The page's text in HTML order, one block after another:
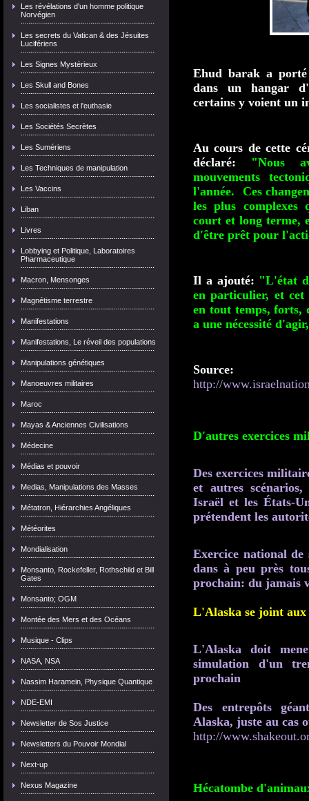
Les révélations d'un homme politique
Norvégien
Les secrets du Vatican & des Jésuites
Lucifériens
Les Signes Mystérieux
Les Skull and Bones
Les socialistes et l'euthasie
Les Sociétés Secrètes
Les Sumériens
Les Techniques de manipulation
Les Vaccins
Liban
Livres
Lobbying et Politique, Laboratoires
Pharmaceutique
Macron, Mensonges
Magnétisme terrestre
Manifestations
Manifestations, Le réveil des populations
Manipulations génétiques
Manoeuvres militaires
Maroc
Mayas & Anciennes Civilisations
Médecine
Médias et pouvoir
Medias, Manipulations des Masses
Métatron, Hiérarchies Angéliques
Météorites
Mondialisation
Monsanto, Rockefeller, Rothschild et Bill
Gates
Monsanto; OGM
Montée des Mers et des Océans
Musique - Clips
NASA, NSA
Nassim Haramein, Physique Quantique
NDE-EMI
Newsletter de Sos Justice
Newsletters du Pouvoir Mondial
Next-up
Nexus Magazine
Ehud barak a
dans un hangar
certains y voient un
Au cours de cette
déclaré:
"Nous
mouvements
l'année. Ces
les plus complexes
court et long terme,
d'être prêt pour
Il a ajouté: "L'état
en particulier, et cet
en tout temps, forts,
a une nécessité
Source:
http://
D'autres exercices
Des exercices
et autres
Israël et les États-
prétendent les
Exercice national
dans à peu près
prochain: du jamais
L'Alaska se joint aux
L'Alaska doit
simulation d'un
prochain
Des entrepôts
Alaska, juste au cas
http://
Hécatombe